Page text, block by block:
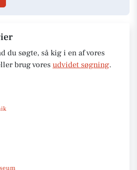
du søgte, så kig i en af vores
brug vores udvidet søgning.